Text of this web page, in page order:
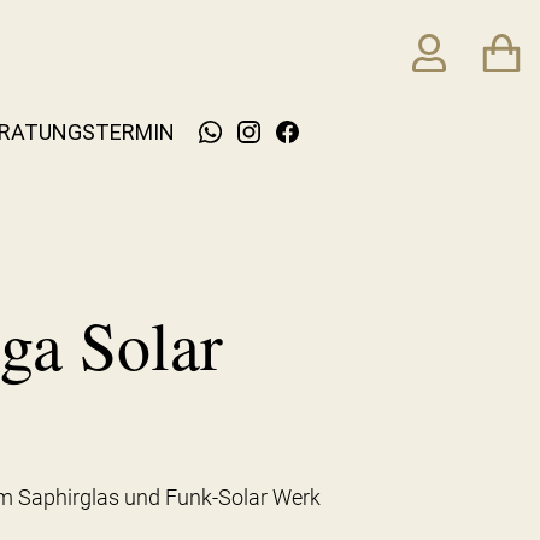
Solar
Saphirglas und Funk-Solar Werk